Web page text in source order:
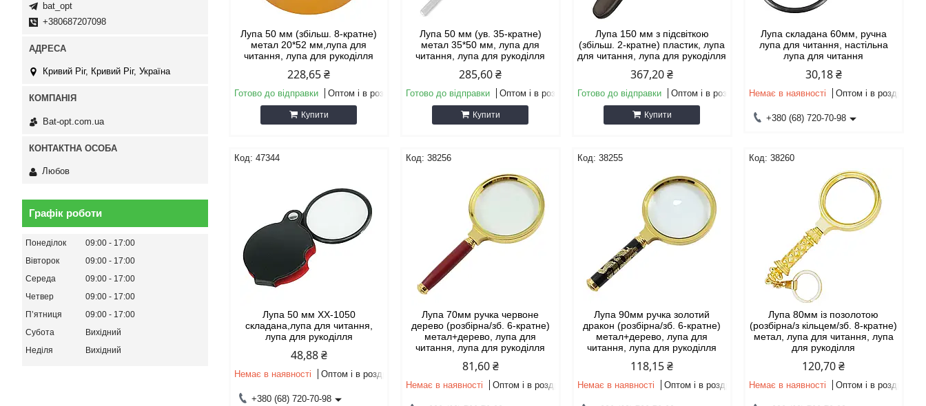
Лупа 50 мм (збільш. 8-кратне)
метал 20*52 мм,лупа для
читання, лупа для рукоділля
228,65 ₴
Готово до відправки Оптом і в роздріб
Купити
Лупа 50 мм (ув. 35-кратне)
метал 35*50 мм, лупа для
читання, лупа для рукоділля
285,60 ₴
Готово до відправки Оптом і в роздріб
Купити
Лупа 150 мм з підсвіткою
(збільш. 2-кратне) пластик, лупа
для читання, лупа для рукоділля
367,20 ₴
Готово до відправки Оптом і в роздріб
Купити
Лупа складана 60мм, ручна
лупа для читання, настільна
лупа для читання
30,18 ₴
Немає в наявності Оптом і в роздріб
+380 (68) 720-70-98
47344
Лупа 50 мм XX-1050
складана,лупа для читання,
лупа для рукоділля
48,88 ₴
Немає в наявності Оптом і в роздріб
+380 (68) 720-70-98
38256
Лупа 70мм ручка червоне
дерево (розбірна/зб. 6-кратне)
метал+дерево, лупа для
читання, лупа для рукоділля
81,60 ₴
Немає в наявності Оптом і в роздріб
38255
Лупа 90мм ручка золотий
дракон (розбірна/зб. 6-кратне)
метал+дерево, лупа для
читання, лупа для рукоділля
118,15 ₴
Немає в наявності Оптом і в роздріб
38260
Лупа 80мм із позолотою
(розбірна/з кільцем/зб. 8-кратне)
метал, лупа для читання, лупа
для рукоділля
120,70 ₴
Немає в наявності Оптом і в роздріб
bat_opt
+380687207098
Кривий Ріг, Кривий Ріг, Україна
Bat-opt.com.ua
Любов
Графік роботи
Понеділок 09:00
17:00
Вівторок
09:00
17:00
Середа
09:00
17:00
Четвер
09:00
17:00
Пʼятниця
09:00
17:00
Субота
Вихідний
Неділя
Вихідний